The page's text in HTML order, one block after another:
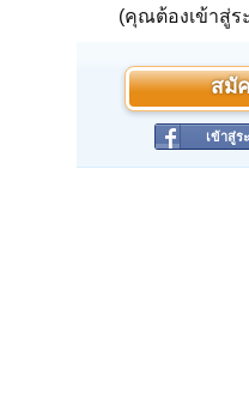
(คุณต้องเข้าสู่ร
สมั
เข้าสู่ร